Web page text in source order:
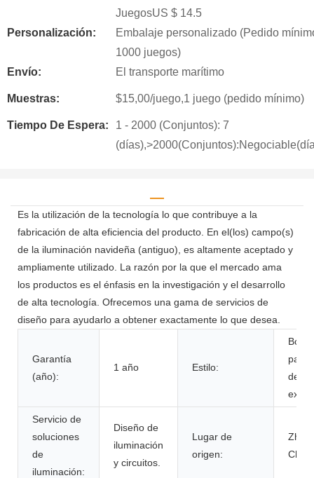
JuegosUS $ 14.5
Personalización:
Embalaje personalizado (Pedido
1000 juegos)
Envío:
El transporte marítimo
Muestras: $15,00/juego,1 juego (pedido mínimo)
Tiempo De Espera:
1 - 2000 (Conjuntos): 7
Es la utilización de la tecnología lo que contribuye a la
fabricación de alta eficiencia del producto. En el(los) campo(s)
de la iluminación navideña (antiguo), es altamente aceptado y
ampliamente utilizado. La razón por la que el mercado ama
los productos es el énfasis en la investigación y el desarrollo
de alta tecnología. Ofrecemos una gama de servicios de
diseño para ayudarlo a obtener exactamente lo que desea.
Garantía
(año):
1 año Estilo:
para
Servicio de
soluciones
de
iluminación:
Diseño de
iluminación
y circuitos.
Lugar de
origen:
China